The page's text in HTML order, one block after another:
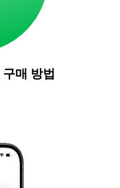
구매 방법